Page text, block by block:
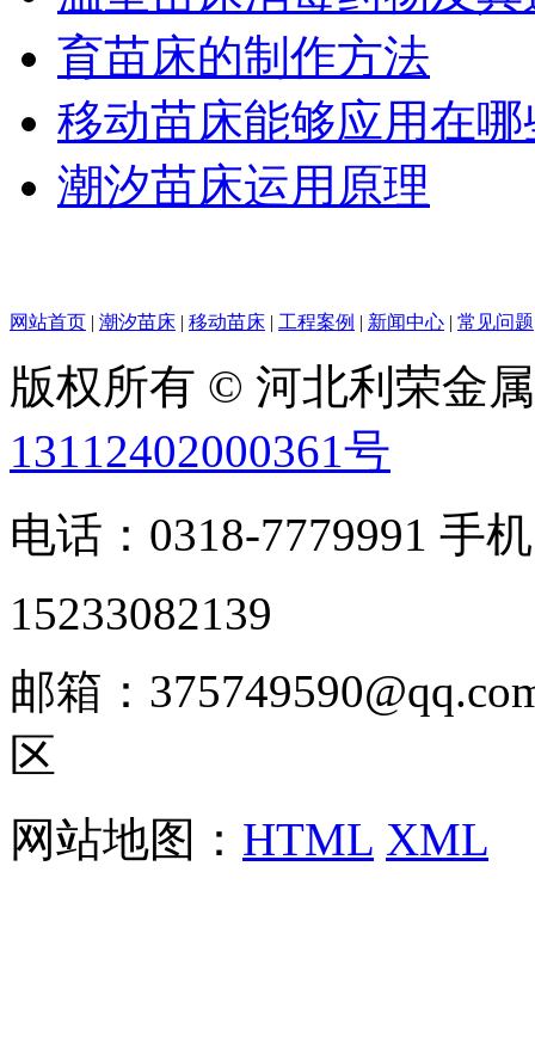
育苗床的制作方法
移动苗床能够应用在
潮汐苗床运用原理
网站首页 | 潮汐苗床 | 移动苗床 | 工程案例 | 新闻中心 | 常见问题
版权所有 © 河北利荣金
13112402000361号
电话：0318-7779991 手
15233082139
邮箱：
区
网站地图： HTML XML